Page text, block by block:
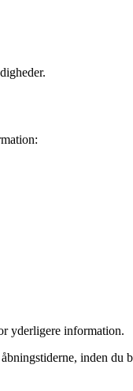
yderligere information.
inden du